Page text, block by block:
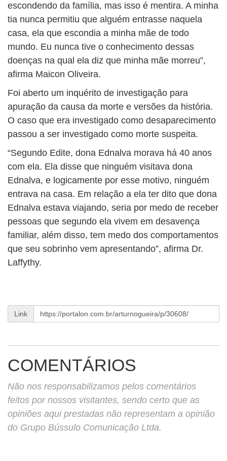
escondendo da família, mas isso é mentira. A minha
tia nunca permitiu que alguém entrasse naquela
casa, ela que escondia a minha mãe de todo
mundo. Eu nunca tive o conhecimento dessas
doenças na qual ela diz que minha mãe morreu”,
afirma Maicon Oliveira.
Foi aberto um inquérito de investigação para
apuração da causa da morte e versões da história.
O caso que era investigado como desaparecimento
passou a ser investigado como morte suspeita.
“Segundo Edite, dona Ednalva morava há 40 anos
com ela. Ela disse que ninguém visitava dona
Ednalva, e logicamente por esse motivo, ninguém
entrava na casa. Em relação a ela ter dito que dona
Ednalva estava viajando, seria por medo de receber
pessoas que segundo ela vivem em desavença
familiar, além disso, tem medo dos comportamentos
que seu sobrinho vem apresentando”, afirma Dr.
Laffythy.
Link
COMENTÁRIOS
Não nos responsabilizamos pelos comentários
feitos por nossos visitantes, sendo certo que as
opiniões aqui prestadas não representam a opinião
do Grupo Bússulo Comunicação Ltda.